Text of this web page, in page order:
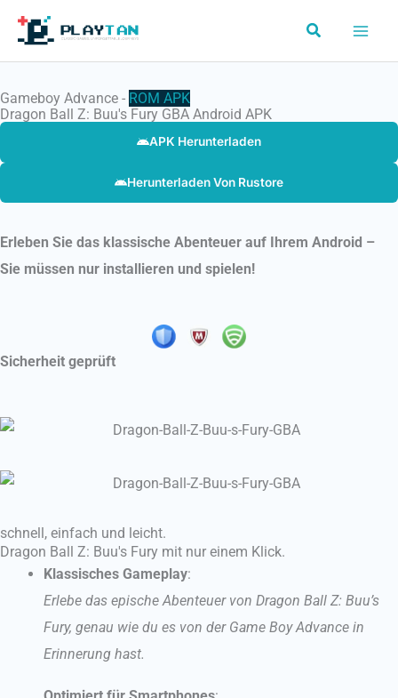
Skip
content
Search
Gameboy Advance - ROM APK
Dragon Ball Z: Buu's Fury GBA Android APK
APK Herunterladen
Herunterladen Von Rustore
Erleben Sie das klassische Abenteuer auf Ihrem Android –
Sie müssen nur installieren und spielen!
Sicherheit geprüft
schnell, einfach und leicht.
Dragon Ball Z: Buu's Fury mit nur einem Klick.
Klassisches Gameplay:
Erlebe das epische Abenteuer von Dragon Ball Z: Buu’s
Fury, genau wie du es von der Game Boy Advance in
Erinnerung hast.